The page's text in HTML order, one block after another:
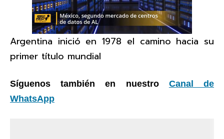
Argentina inició en 1978 el camino hacia su
primer título mundial
Síguenos también en nuestro Canal de
WhatsApp